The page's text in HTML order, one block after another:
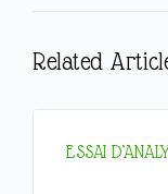
Related
ESSAI